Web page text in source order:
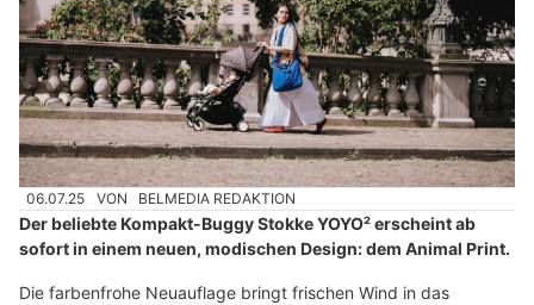
06.07.25 VON BELMEDIA REDAKTION
Der beliebte Kompakt-Buggy Stokke YOYO² erscheint ab
sofort in einem neuen, modischen Design: dem Animal Print.
Die farbenfrohe Neuauflage bringt frischen Wind in das